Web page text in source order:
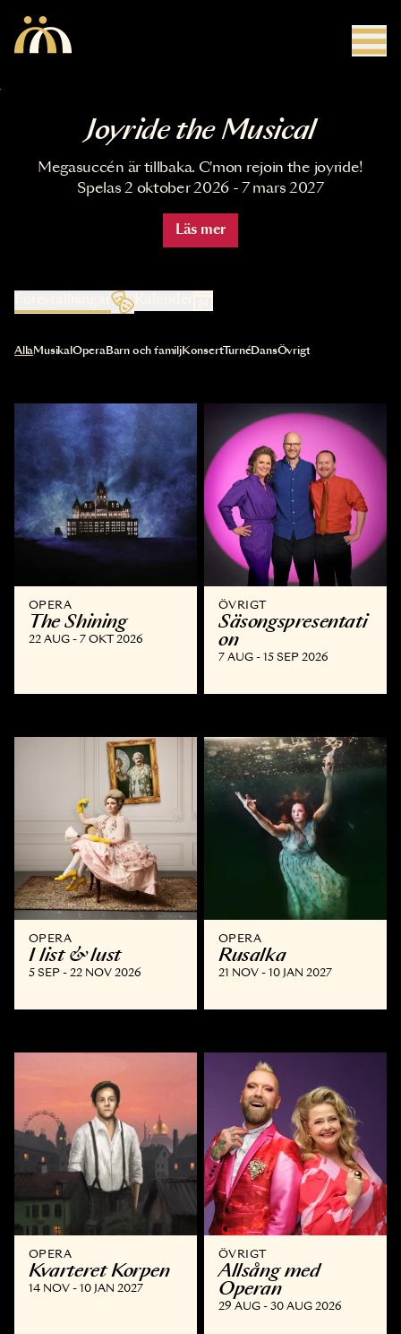
Joyride the Musical
Megasuccén är tillbaka. C'mon rejoin the joyride!
Spelas 2 oktober 2026 - 7 mars 2027
Läs mer
Kalender
Val av kategori uppdaterar innehållet automatiskt
AllaMusikal OperaBarn och familjKonsertTurnéDansÖvrigt
OPERA
The Shining
22 AUG - 7 OKT 2026
ÖVRIGT
Säsongspresentati
on
7 AUG - 15 SEP 2026
OPERA
I list & lust
5 SEP - 22 NOV 2026
OPERA
Rusalka
21 NOV - 10 JAN 2027
OPERA
Kvarteret Korpen
14 NOV - 10 JAN 2027
ÖVRIGT
Allsång med
Operan
29 AUG - 30 AUG 2026